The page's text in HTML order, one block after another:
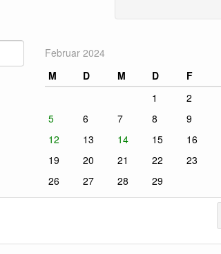
Februar 2024
M
D M D F
1
2
5
6 7 8 9
12
13 14 15 16
19
20 21 22 23
26
27 28 29